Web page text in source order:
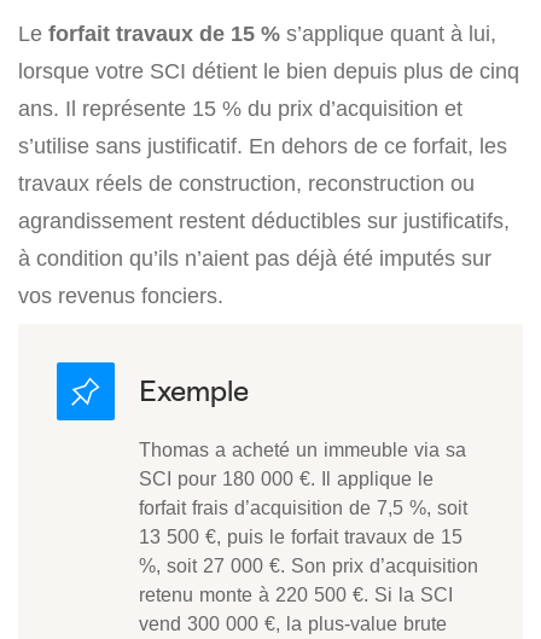
Le forfait travaux de 15 % s’applique quant à lui,
lorsque votre SCI détient le bien depuis plus de cinq
ans. Il représente 15 % du prix d’acquisition et
s’utilise sans justificatif. En dehors de ce forfait, les
travaux réels de construction, reconstruction ou
agrandissement restent déductibles sur justificatifs,
à condition qu’ils n’aient pas déjà été imputés sur
vos revenus fonciers.
Thomas a acheté un immeuble via sa
SCI pour 180 000 €. Il applique le
forfait frais d’acquisition de 7,5 %, soit
13 500 €, puis le forfait travaux de 15
%, soit 27 000 €. Son prix d’acquisition
retenu monte à 220 500 €. Si la SCI
vend 300 000 €, la plus-value brute